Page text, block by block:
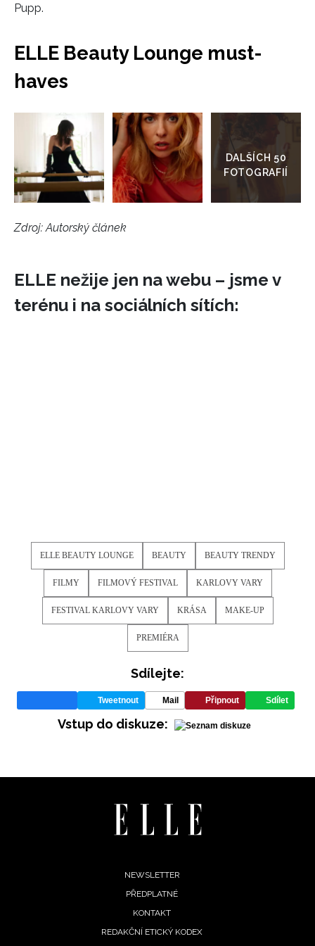
INFORMACE
REDAKCE
Pupp.
ELLE Beauty Lounge must-
haves
Přejít
galerie
Zdroj: Autorský článek
ELLE nežije jen na webu – jsme v
terénu i na sociálních sítích:
ELLE BEAUTY LOUNGE BEAUTY BEAUTY TRENDY
FILMY FILMOVÝ FESTIVAL KARLOVY VARY
FESTIVAL KARLOVY VARY KRÁSA MAKE-UP
PREMIÉRA
Sdílejte:
Tweetnout Mail Připnout Sdílet
Vstup do diskuze:
NEWSLETTER
PŘEDPLATNÉ
KONTAKT
REDAKČNÍ ETICKÝ KODEX